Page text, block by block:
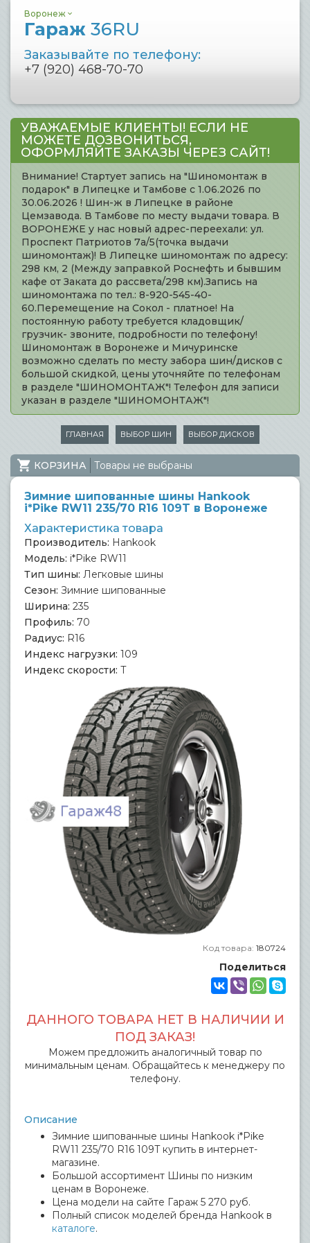
Воронеж
Гараж 36RU
Заказывайте по телефону:
+7 (920) 468-70-70
УВАЖАЕМЫЕ КЛИЕНТЫ! ЕСЛИ НЕ
МОЖЕТЕ ДОЗВОНИТЬСЯ,
ОФОРМЛЯЙТЕ ЗАКАЗЫ ЧЕРЕЗ САЙТ!
Внимание! Стартует запись на "Шиномонтаж в
подарок" в Липецке и Тамбове с 1.06.2026 по
30.06.2026 ! Шин-ж в Липецке в районе
Цемзавода. В Тамбове по месту выдачи товара. В
ВОРОНЕЖЕ у нас новый адрес-переехали: ул.
Проспект Патриотов 7а/5(точка выдачи
шиномонтаж)! В Липецке шиномонтаж по адресу:
298 км, 2 (Между заправкой Роснефть и бывшим
кафе от Заката до рассвета/298 км).Запись на
шиномонтажа по тел.: 8-920-545-40-
60.Перемещение на Сокол - платное! На
постоянную работу требуется кладовщик/
грузчик- звоните, подробности по телефону!
Шиномонтаж в Воронеже и Мичуринске
возможно сделать по месту забора шин/дисков с
большой скидкой, цены уточняйте по телефонам
в разделе "ШИНОМОНТАЖ"! Телефон для записи
указан в разделе "ШИНОМОНТАЖ"!
ГЛАВНАЯ ВЫБОР ШИН ВЫБОР ДИСКОВ
КОРЗИНА Товары не выбраны
Зимние шипованные шины Hankook
i*Pike RW11 235/70 R16 109T в Воронеже
Характеристика товара
Производитель: Hankook
Модель: i*Pike RW11
Тип шины: Легковые шины
Сезон: Зимние шипованные
Ширина: 235
Профиль: 70
Радиус: R16
Индекс нагрузки: 109
Индекс скорости: T
Код товара: 180724
Поделиться
ДАННОГО ТОВАРА НЕТ В НАЛИЧИИ И
ПОД ЗАКАЗ!
Можем предложить аналогичный товар по
минимальным ценам. Обращайтесь к менеджеру по
телефону.
Описание
Зимние шипованные шины Hankook i*Pike
RW11 235/70 R16 109T купить в интернет-
магазине.
Большой ассортимент Шины по низким
ценам в Воронеже.
Цена модели на сайте Гараж 5 270 руб.
Полный список моделей бренда Hankook в
каталоге.